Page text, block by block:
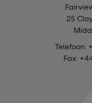
25
Telefoon:
Fax: